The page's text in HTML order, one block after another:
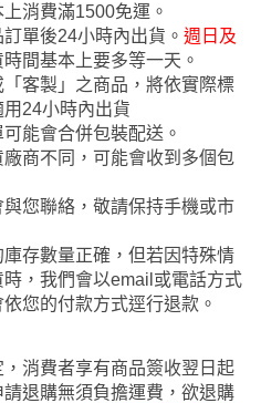
消費滿1500免運。
單後24小時內出貨。 週日及
時間基本上要多等一天。
客製」之商品，將依實際標
24小時內出貨
能會合併包裝配送。
商不同，可能會收到多個包
您聯絡，敬請保持手機或市
存數量正確，但若因特殊情
，我們會以email或電話方式
您的付款方式逕行退款。
消費者享有商品簽收翌日起
退購無須負擔運費，欲退購